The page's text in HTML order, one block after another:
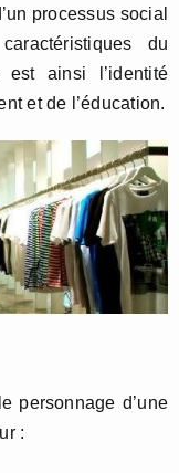
processus social
du
ainsi l’identité
et de l’éducation.
le personnage d’une
: